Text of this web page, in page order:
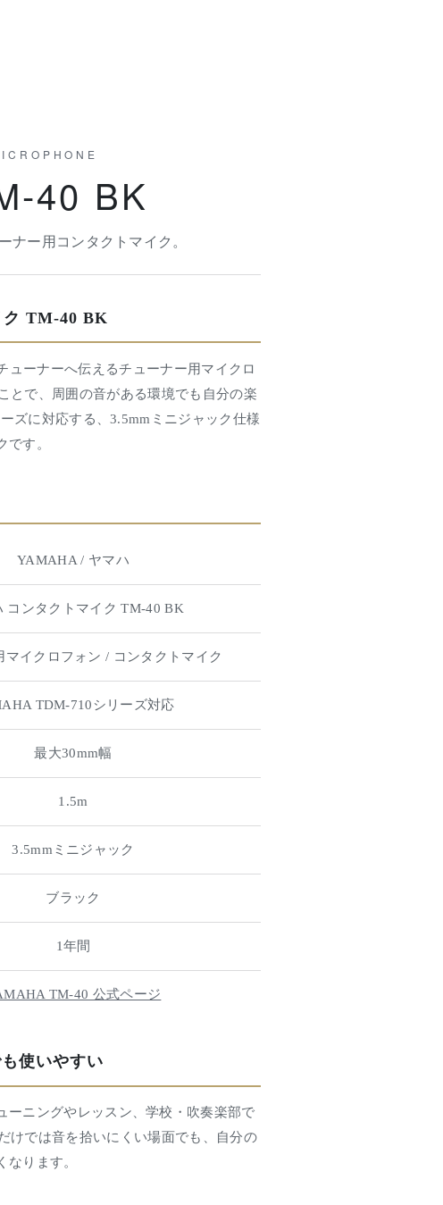
40 BK
ナー用コンタクトマイク。
ク TM-40 BK
ーナーへ伝えるチューナー用マイクロ
とで、周囲の音がある環境でも自分の楽
ズに対応する、3.5mmミニジャック仕様
です。
YAMAHA / ヤマハ
コンタクトマイク TM-40 BK
マイクロフォン / コンタクトマイク
TDM-710シリーズ対応
最大30mm幅
1.5m
3.5mmミニジャック
ブラック
1年間
TM-40 公式ページ
使いやすい
ーニングやレッスン、学校・吹奏楽部で
けでは音を拾いにくい場面でも、自分の
なります。